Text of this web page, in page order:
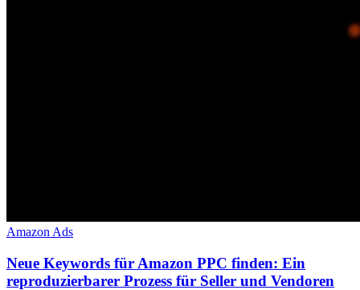
Amazon Ads
Neue Keywords für Amazon PPC finden: Ein
reproduzierbarer Prozess für Seller und Vendoren